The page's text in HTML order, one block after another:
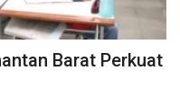
Barat Perkuat